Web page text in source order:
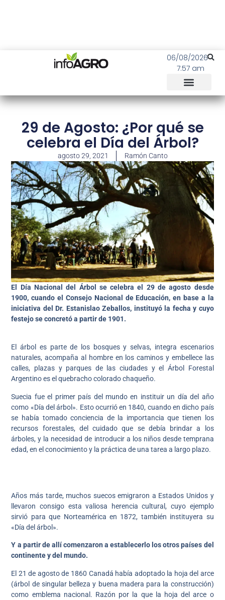
06/08/2026
7:57 am
29 de Agosto: ¿Por qué se
celebra el Día del Árbol?
agosto 29, 2021 Ramón Canto
El Día Nacional del Árbol se celebra el 29 de agosto desde
1900, cuando el Consejo Nacional de Educación, en base a la
iniciativa del Dr. Estanislao Zeballos, instituyó la fecha y cuyo
festejo se concretó a partir de 1901.
El árbol es parte de los bosques y selvas, integra escenarios
naturales, acompaña al hombre en los caminos y embellece las
calles, plazas y parques de las ciudades y el Árbol Forestal
Argentino es el quebracho colorado chaqueño.
Suecia fue el primer país del mundo en instituir un día del año
como «Día del árbol». Esto ocurrió en 1840, cuando en dicho país
se había tomado conciencia de la importancia que tienen los
recursos forestales, del cuidado que se debía brindar a los
árboles, y la necesidad de introducir a los niños desde temprana
edad, en el conocimiento y la práctica de una tarea a largo plazo.
Años más tarde, muchos suecos emigraron a Estados Unidos y
llevaron consigo esta valiosa herencia cultural, cuyo ejemplo
sirvió para que Norteamérica en 1872, también instituyera su
«Día del árbol».
Y a partir de allí comenzaron a establecerlo los otros países del
continente y del mundo.
El 21 de agosto de 1860 Canadá había adoptado la hoja del arce
(árbol de singular belleza y buena madera para la construcción)
como emblema nacional. Razón por la que la hoja del arce o